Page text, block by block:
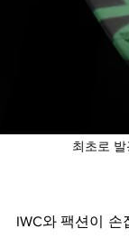
최초로
IWC와 팩션이